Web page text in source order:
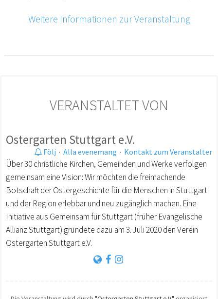
Weitere Informationen zur Veranstaltung
VERANSTALTET VON
Ostergarten Stuttgart e.V.
Följ · Alla evenemang · Kontakt zum Veranstalter
Über 30 christliche Kirchen, Gemeinden und Werke verfolgen
gemeinsam eine Vision: Wir möchten die freimachende
Botschaft der Ostergeschichte für die Menschen in Stuttgart
und der Region erlebbar und neu zugänglich machen. Eine
Initiative aus Gemeinsam für Stuttgart (früher Evangelische
Allianz Stuttgart) gründete dazu am 3. Juli 2020 den Verein
Ostergarten Stuttgart e.V.